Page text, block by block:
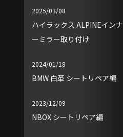
2025/03/08
ハイラックス ALPINEインナ
ーミラー取り付け
2024/01/18
BMW 白革 シートリペア編
2023/12/09
NBOX シートリペア編